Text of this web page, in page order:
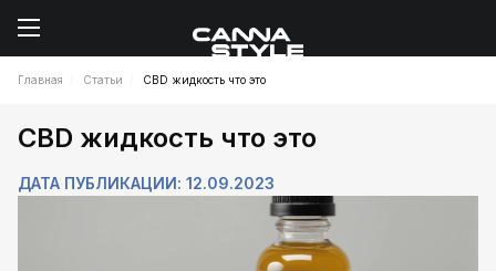
Главная Статьи CBD жидкость что это
CBD жидкость что это
ДАТА ПУБЛИКАЦИИ: 12.09.2023